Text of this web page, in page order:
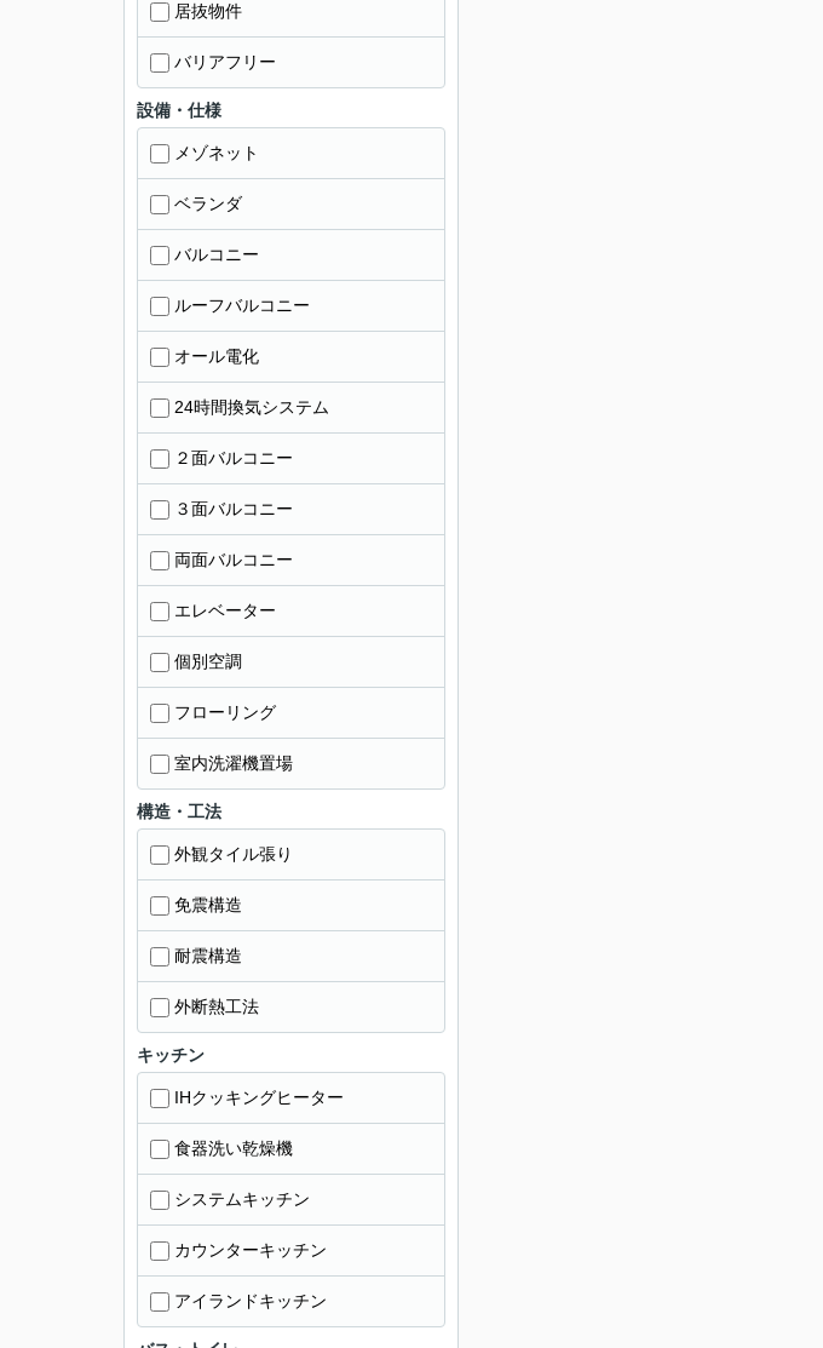
居抜物件
バリアフリー
設備・仕様
メゾネット
ベランダ
バルコニー
ルーフバルコニー
オール電化
24時間換気システム
２面バルコニー
３面バルコニー
両面バルコニー
エレベーター
個別空調
フローリング
室内洗濯機置場
構造・工法
外観タイル張り
免震構造
耐震構造
外断熱工法
キッチン
IHクッキングヒーター
食器洗い乾燥機
システムキッチン
カウンターキッチン
アイランドキッチン